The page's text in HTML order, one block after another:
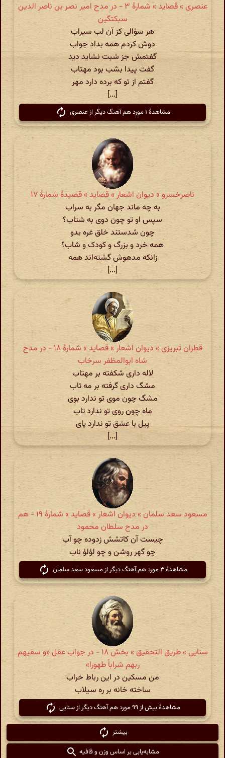
عنصری » قصاید » شمارهٔ ۳ - در مدح امیر نصر بن ناصر الدین
سبکتگین
هر سؤالی کز آن لب سیراب
دوش کردم همه بداد جواب
گفتمش جز شبت نشاید دید
گفت پیدا بشب بود مهتاب
گفتم از تو که برده دارد مهر
[...]
مشاهدهٔ ۱ مورد هم آهنگ دیگر از عنصری
ناصرخسرو » دیوان اشعار » قصاید » قصیدهٔ شمارهٔ ۱۷
به چه ماند جهان مگر به سراب
سپس او تو چون دوی به شتاب؟
چون شدستند خلق غره بدو
همه خرد و بزرگ و کودک و شاب؟
زانکه مدهوش گشته‌اند همه
[...]
قطران تبریزی » دیوان اشعار » قصاید » شمارهٔ ۱۸ - در مدح
شاه ابوالمظفر سرخاب
لاله داری شکفته بر مهتاب
مشگ داری گرفته بر مه تاب
مشگ چون موی تو ندارد بوی
ماه چون روی تو ندارد تاب
پیل با عشق تو ندارد پای
[...]
مسعود سعد سلمان » دیوان اشعار » قصاید » شمارهٔ ۱۹ - هم
در مدح سلطان محمود
چیست آن کاتشش زدوده چو آب
چو گهر روشن و چو لؤلؤ ناب
مشاهدهٔ ۳ مورد هم آهنگ دیگر از مسعود سعد سلمان
سنایی » طریق التحقیق » بخش ۱۸ - در جواب عقل «‌و سقیهم
ربهم شراباً طهورا»
من مسکین در این رباط خراب
ساخته خانه بر ره سیلاب
مشاهدهٔ بیش از ۹۹ مورد هم آهنگ دیگر از سنایی
بیشتر
مشابه‌یابی بر اساس وزن و قافیه